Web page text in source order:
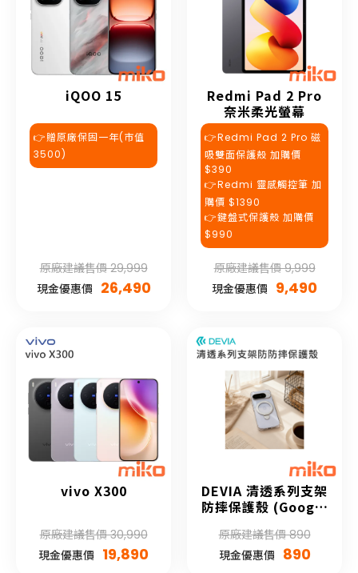
iQOO 15
👉贈原廠保固一年(市值
3500)
原廠建議售價 29,999
現金優惠價 26,490
Redmi Pad 2 Pro
奈米柔光螢幕
👉Redmi Pad 2 Pro 磁
吸雙面保護殼 加購價
$390
👉Redmi 靈感觸控筆 加
購價 $1390
👉鍵盤式保護殼 加購價
$990
原廠建議售價 9,999
現金優惠價 9,490
vivo X300
原廠建議售價 30,990
現金優惠價 19,890
DEVIA 清透系列支架
防摔保護殼 (Google
原廠建議售價 890
現金優惠價 890